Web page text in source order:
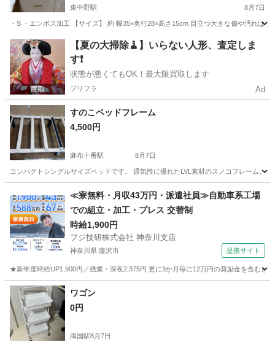
東中野駅 8月7日
・S ・エンボス加工 【サイズ】 約 幅35×奥行28×高さ15cm 目立つ大きな傷や汚れは
東京 中野区 東中野駅 収納家具
【夏の大掃除🧹】いらない人形、査定しま
す❗️
状態が悪くてもOK！最大限買取します
プリフラ Ad
すのこベッドフレーム
4,500円
麻布十番駅 8月7日
コンパクトシングルサイズベッドです。 通気性に優れたLVL素材のスノコフレーム。
麻布十番駅 ベッド すのこベッド
≪寮無料・月収43万円・派遣社員≫自動車系工場
での組立・加工・プレス 交替制
時給1,900円
フジ技研株式会社 神奈川支店
神奈川県 藤沢市 提携サイト
★新年度時給UP1,900円／残業・深夜2,375円 更に3か月毎に12万円の奨励金を含む
神奈川 藤沢市 その他
ワゴン
0円
両国駅8月7日